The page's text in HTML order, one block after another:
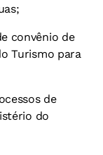
convênio de
Turismo para
de
do